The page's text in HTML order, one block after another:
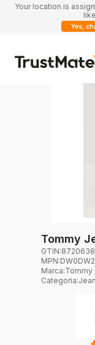
Your location is
Yes,
Tommy
GTIN:
MPN:
Marca:Tommy
Categoria: